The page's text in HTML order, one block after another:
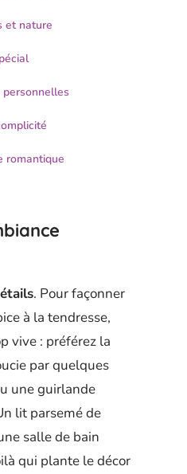
et nature
romantique
. Pour façonner
à la tendresse,
vive : préférez la
par quelques
une guirlande
lit parsemé de
salle de bain
qui plante le décor